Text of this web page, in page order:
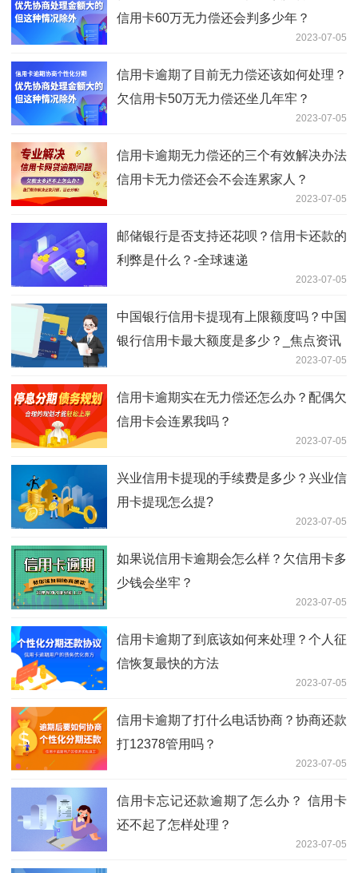
信用卡60万无力偿还会判多少年？
2023-07-05
信用卡逾期了目前无力偿还该如何处理？
欠信用卡50万无力偿还坐几年牢？
2023-07-05
信用卡逾期无力偿还的三个有效解决办法
信用卡无力偿还会不会连累家人？
2023-07-05
邮储银行是否支持还花呗？信用卡还款的
利弊是什么？-全球速递
2023-07-05
中国银行信用卡提现有上限额度吗？中国
银行信用卡最大额度是多少？_焦点资讯
2023-07-05
信用卡逾期实在无力偿还怎么办？配偶欠
信用卡会连累我吗？
2023-07-05
兴业信用卡提现的手续费是多少？兴业信
用卡提现怎么提?
2023-07-05
如果说信用卡逾期会怎么样？欠信用卡多
少钱会坐牢？
2023-07-05
信用卡逾期了到底该如何来处理？个人征
信恢复最快的方法
2023-07-05
信用卡逾期了打什么电话协商？协商还款
打12378管用吗？
2023-07-05
信用卡忘记还款逾期了怎么办？ 信用卡
还不起了怎样处理？
2023-07-05